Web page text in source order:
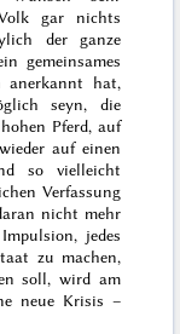
gar nichts
der ganze
gemeinsames
anerkannt hat,
seyn, die
Pferd, auf
auf einen
so vielleicht
Verfassung
nicht mehr
jedes
zu machen,
soll, wird am
neue Krisis –